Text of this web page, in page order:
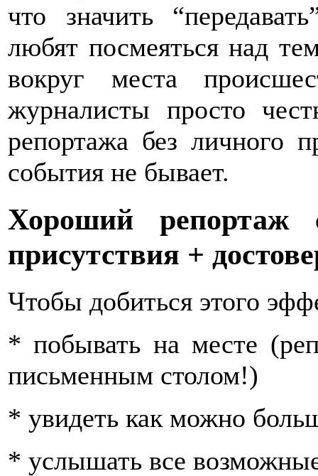
что значить
любят посмеяться над
вокруг места
журналисты просто
репортажа без личного
события не бывает.
Хороший репортаж
присутствия +
Чтобы добиться этого
* побывать на месте
письменным столом!)
* увидеть как можно
* услышать все